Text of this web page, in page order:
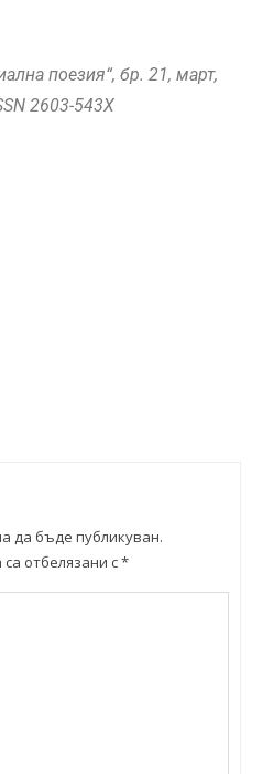
поезия“, бр. 21, март,
2603-543X
да бъде публикуван.
отбелязани с*